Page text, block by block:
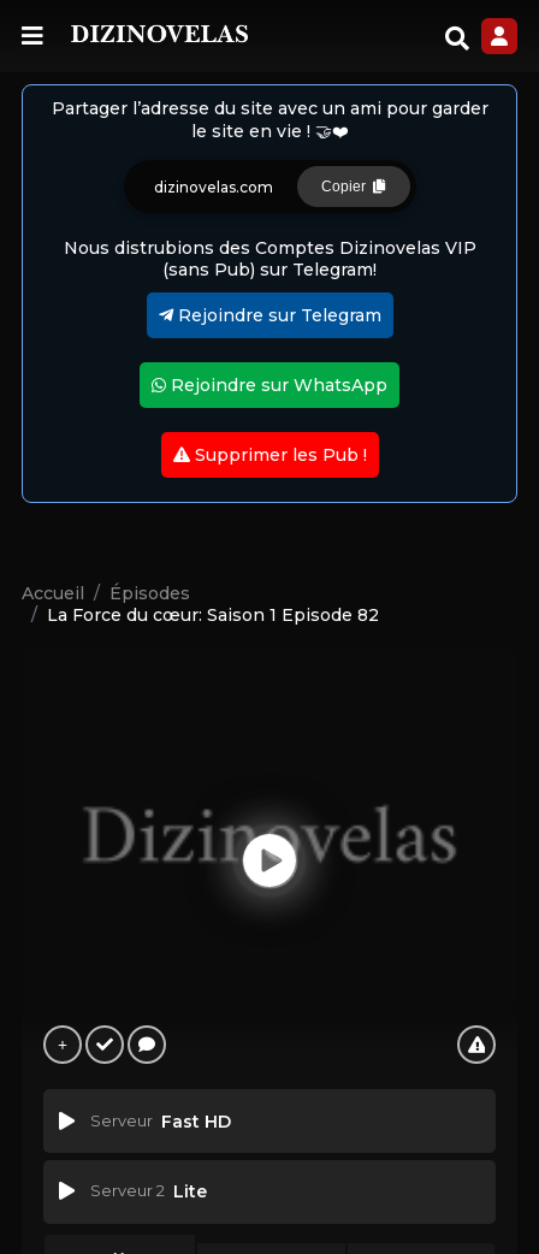
Partager l’adresse du site avec un ami pour garder
le site en vie ! 🤝❤️
dizinovelas.com Copier
Nous distrubions des Comptes Dizinovelas VIP
(sans Pub) sur Telegram!
Rejoindre sur Telegram
Rejoindre sur WhatsApp
Supprimer les Pub !
Accueil
Épisodes
La Force du cœur: Saison 1 Episode 82
Serveur Fast HD
Serveur 2 Lite